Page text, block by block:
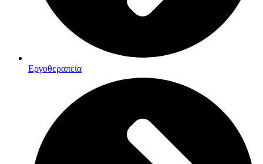
Εργοθεραπεία